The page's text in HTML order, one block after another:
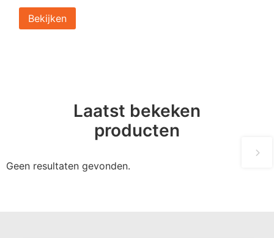
Bekijken
Laatst bekeken
producten
Geen resultaten gevonden.